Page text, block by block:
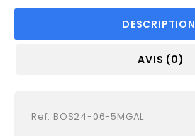
DESCRIPTION
AVIS (0)
Ref: BOS24-06-5MGAL